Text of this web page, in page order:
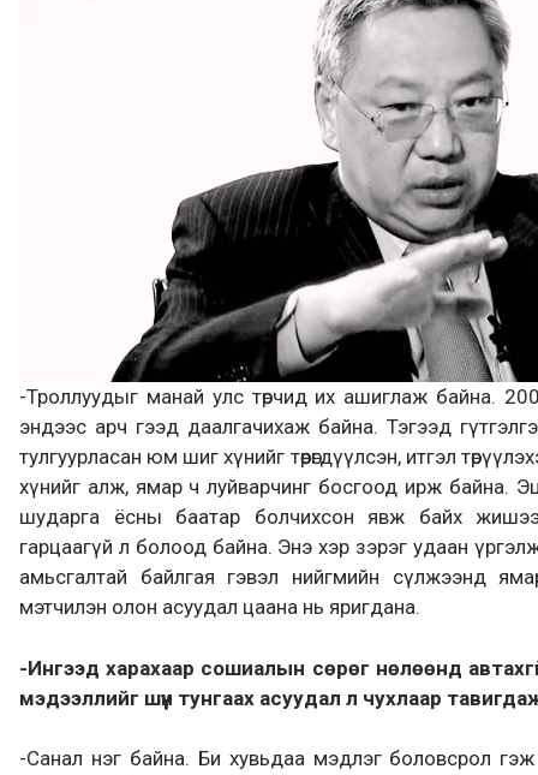
-Троллуудыг манай улс төрчид их ашиглаж байна.
эндээс арч гээд даалгачихаж байна. Тэгээд
тулгуурласан юм шиг хүнийг төөрөгдүүлсэн, итгэл
хүнийг алж, ямар ч луйварчинг босгоод ирж байна.
шударга ёсны баатар болчихсон явж байх
гарцаагүй л болоод байна. Энэ хэр зэрэг удаан
амьсгалтай байлгая гэвэл нийгмийн сүлжээнд
мэтчилэн олон асуудал цаана нь яригдана.
-Ингээд харахаар сошиалын сөрөг нөлөөнд
мэдээллийг шүүн тунгаах асуудал л чухлаар
-Санал нэг байна. Би хувьдаа мэдлэг боловсрол